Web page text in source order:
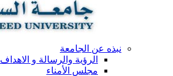
نبذه عن الجامعة
الرؤية والرسالة و الاهداف
مجلس الأمناء